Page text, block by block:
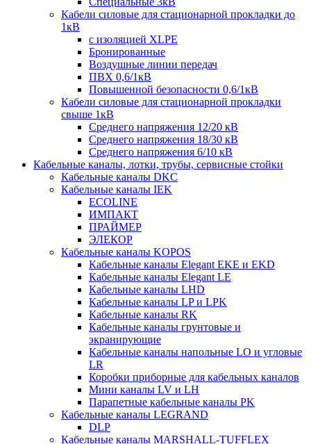
Кабели силовые для стационарной прокладки до
1кВ
c изоляцией XLPE
Бронированные
Воздушные линии передач
ПВХ 0,6/1кВ
Повышенной безопасности 0,6/1кВ
Кабели силовые для стационарной прокладки
свыше 1кВ
Среднего напряжения 12/20 кВ
Среднего напряжения 18/30 кВ
Среднего напряжения 6/10 кВ
Кабельные каналы, лотки, трубы, сервисные стойки
Кабельные каналы DKC
Кабельные каналы IEK
ECOLINE
ИМПАКТ
ПРАЙМЕР
ЭЛЕКОР
Кабельные каналы KOPOS
Кабельные каналы Elegant EKE и EKD
Кабельные каналы Elegant LE
Кабельные каналы LHD
Кабельные каналы LP и LPK
Кабельные каналы RK
Кабельные каналы грунтовые и
экранирующие
Кабельные каналы напольные LO и угловые
LR
Коробки приборные для кабельных каналов
Мини каналы LV и LH
Парапетные кабельные каналы PK
Кабельные каналы LEGRAND
DLP
Кабельные каналы MARSHALL-TUFFLEX